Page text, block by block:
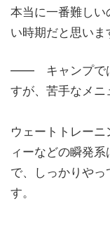
本当に一番難し
い時期だと思いま
―― キャンプでは
すが、苦手なメニ
ウェートトレー
ィーなどの瞬発
で、しっかりや
す。